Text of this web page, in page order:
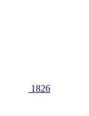
1826